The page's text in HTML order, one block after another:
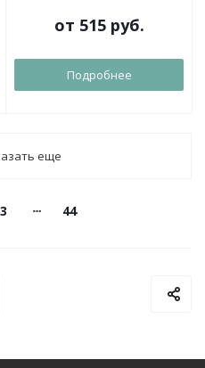
от 515 руб.
Подробнее
еще
3 44